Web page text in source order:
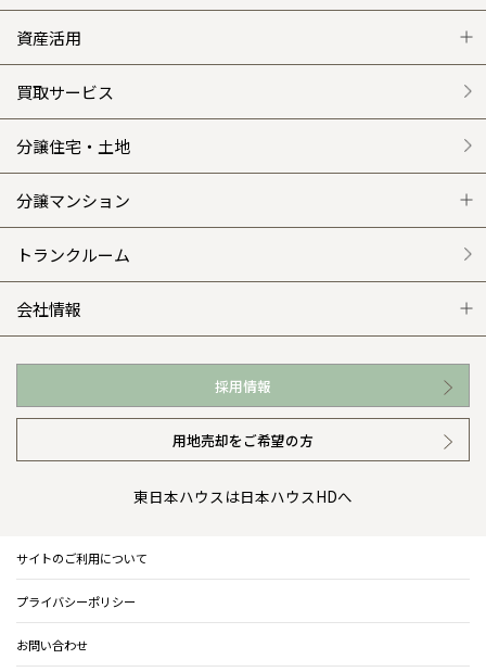
グレートステージ
クレステージ
施工事例
平屋の家
外観・インテリア集
WEB住宅展示場
お近くの展示場
イベント情報
住まいのコラム
住まいのお手入れ集
リフォーム トップ
リフォームメニュー
選ばれる理由
リフォームの流れ
介護保険利用で快適リフォーム
カタログ請求（無料）
資産活用
資産活用 トップ
賃貸併用住宅のメリット
安心のサポートシステム
商品紹介
展示場案内
買取サービス
分譲住宅・土地
分譲マンション
分譲マンション トップ
ワザックとは
高い信頼性
安心の管理体制
トランクルーム
会社情報
会社情報 トップ
ニュースリリース
会社概要
事業部紹介
採用情報
用地売却をご希望の方
東日本ハウスは日本ハウスHDへ
サイトのご利用について
プライバシーポリシー
お問い合わせ